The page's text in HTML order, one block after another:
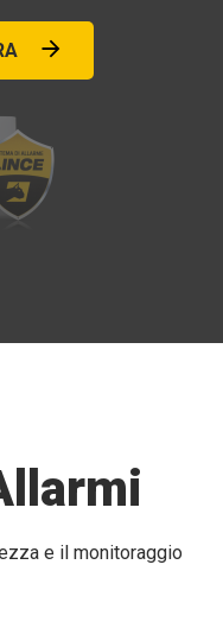
e il monitoraggio